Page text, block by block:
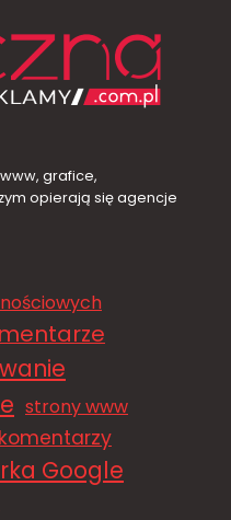
grafice,
opierają się agencje
strony www
Google